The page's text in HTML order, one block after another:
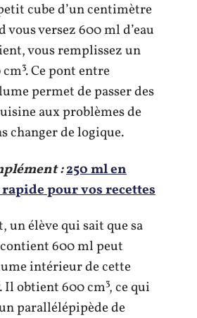
cube d’un centimètre
vous versez 600 ml d’eau
vous remplissez un
Ce pont entre
permet de passer des
aux problèmes de
changer de logique.
:250 ml en
pour vos recettes
un élève qui sait que sa
600 ml peut
intérieur de cette
Il obtient 600 cm³, ce qui
parallélépipède de